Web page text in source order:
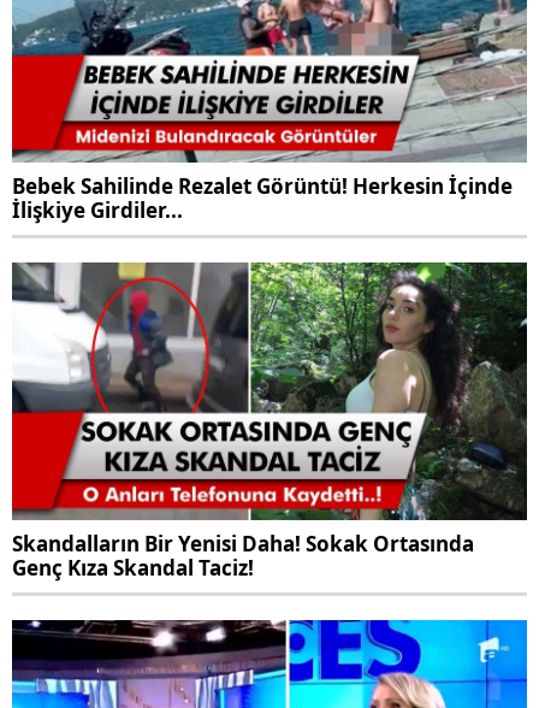
Bebek Sahilinde Rezalet Görüntü! Herkesin İçinde
İlişkiye Girdiler...
Skandalların Bir Yenisi Daha! Sokak Ortasında
Genç Kıza Skandal Taciz!